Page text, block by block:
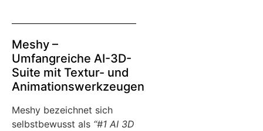
Meshy –
Umfangreiche AI-3D-
Suite mit Textur- und
Animationswerkzeugen
Meshy bezeichnet sich
selbstbewusst als “#1 AI 3D